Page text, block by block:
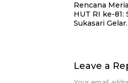
Rencana
HUT RI ke-81:
Sukasari Gelar
Leave a